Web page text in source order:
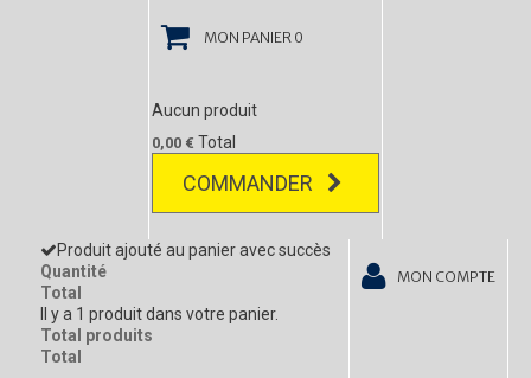
MON PANIER 0
Aucun produit
0,00 € Total
COMMANDER
Produit ajouté au panier avec succès
Quantité
Total
Il y a 1 produit dans votre panier.
Total produits
Total
MON COMPTE